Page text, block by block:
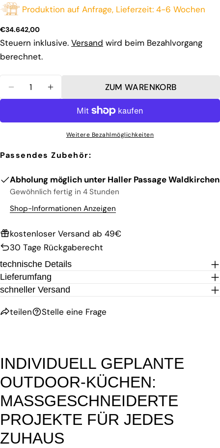
Produktion auf Anfrage, Lieferzeit: 4-6 Wochen
Regulärer
Preis
€34.642,00
Steuern inklusive. Versand wird beim Bezahlvorgang
berechnet.
MENGE FÜR BURN SOL OUTDOORKÜCHE
MENGE FÜR BURN SOL
ZUM WARENKORB
Weitere Bezahlmöglichkeiten
Passendes Zubehör:
Abholung möglich unter Haller Passage Waldkirchen
Gewöhnlich fertig in 4 Stunden
Shop-Informationen Anzeigen
kostenloser Versand ab 49€
30 Tage Rückgaberecht
technische Details
Lieferumfang
schneller Versand
teilen
Teilen Sie dieses Produkt
Facebook
Stelle eine Frage
Name
E-
Mail
Dein
Telefon
Ihre
Nachricht
Die mit * gekennzeichneten Felder sind
Pflichtfelder.
FRAGE SENDEN
INDIVIDUELL GEPLANTE
OUTDOOR-KÜCHEN:
MASSGESCHNEIDERTE
PROJEKTE FÜR JEDES
ZUHAUS